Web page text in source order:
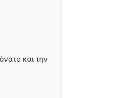
και την